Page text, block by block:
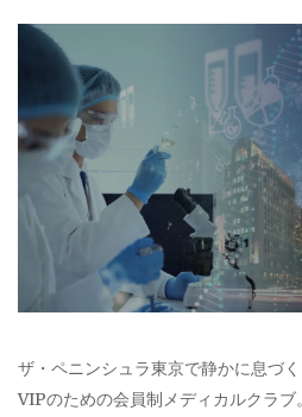
ザ・ペニンシュラ東京で静かに息づ
VIPのための会員制メディカルクラ